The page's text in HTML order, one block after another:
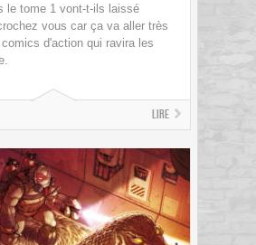
le tome 1 vont-t-ils laissé
vous car ça va aller très
d'action qui ravira les
Lire